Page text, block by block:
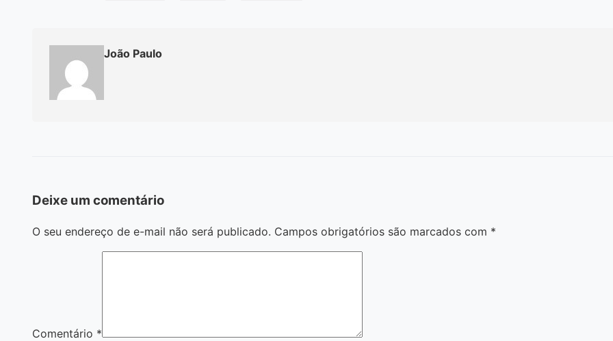
João Paulo
Deixe um comentário
O seu endereço de e-mail não será publicado. Campos obrigatórios são marcados com *
Comentário *